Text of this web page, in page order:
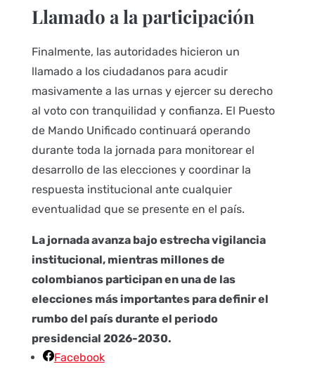
Llamado a la participación
Finalmente, las autoridades hicieron un
llamado a los ciudadanos para acudir
masivamente a las urnas y ejercer su derecho
al voto con tranquilidad y confianza. El Puesto
de Mando Unificado continuará operando
durante toda la jornada para monitorear el
desarrollo de las elecciones y coordinar la
respuesta institucional ante cualquier
eventualidad que se presente en el país.
La jornada avanza bajo estrecha vigilancia
institucional, mientras millones de
colombianos participan en una de las
elecciones más importantes para definir el
rumbo del país durante el periodo
presidencial 2026-2030.
Facebook